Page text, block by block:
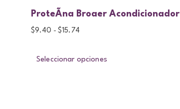
ProteÃ­na Broaer Acondicionador
$9.40 - $15.74
Seleccionar opciones